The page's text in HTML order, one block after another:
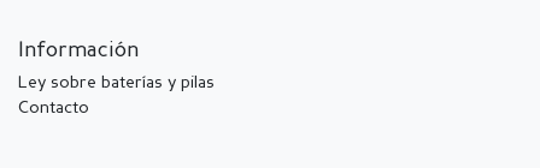
Información
Ley sobre baterías y pilas
Contacto